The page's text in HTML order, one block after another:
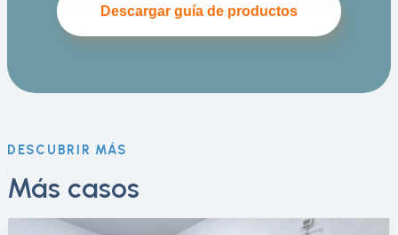
Descargar guía de productos
DESCUBRIR MÁS
Más casos